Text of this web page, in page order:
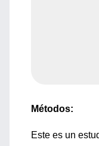
Métodos:
Este es un